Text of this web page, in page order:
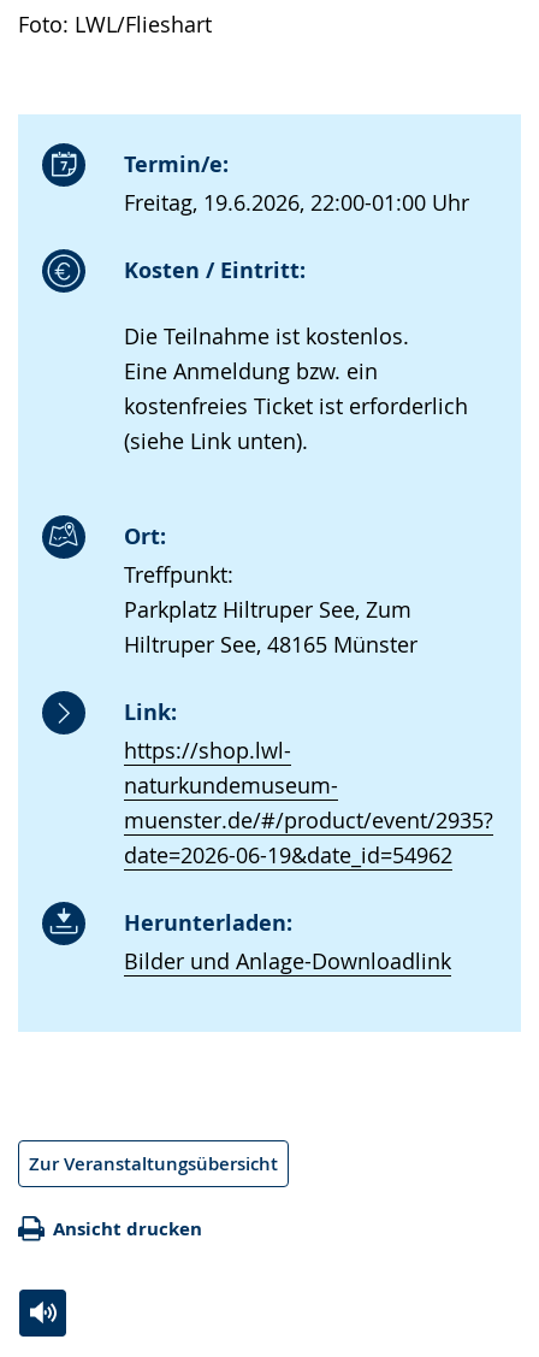
Foto: LWL/Flieshart
Termin/e:
Freitag, 19.6.2026, 22:00-01:00 Uhr
Kosten / Eintritt:
Die Teilnahme ist kostenlos.
Eine Anmeldung bzw. ein
kostenfreies Ticket ist erforderlich
(siehe Link unten).
Ort:
Treffpunkt:
Parkplatz Hiltruper See, Zum
Hiltruper See, 48165 Münster
Link:
https://shop.lwl-
naturkundemuseum-
muenster.de/#/product/event/2935?
date=2026-06-19&date_id=54962
Herunterladen:
Bilder und Anlage-Downloadlink
Zur Veranstaltungsübersicht
Ansicht drucken